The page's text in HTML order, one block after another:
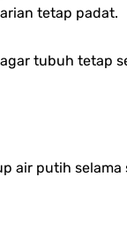
tetap padat.
tubuh tetap
air putih selama